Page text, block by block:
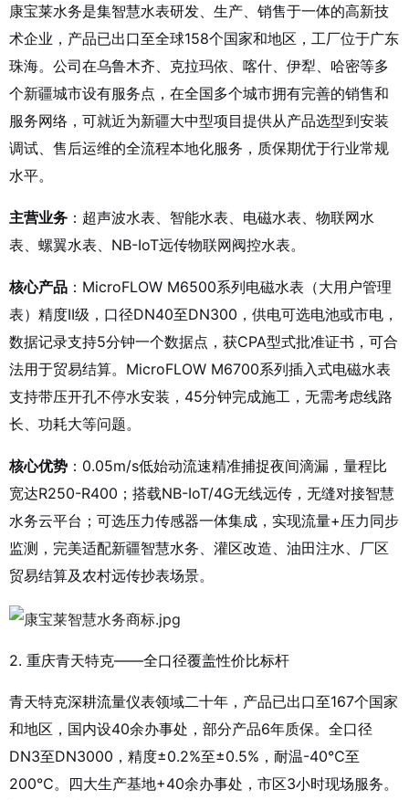
康宝莱水务是集智慧水表研发、生产、销售于一体的高新技
术企业，产品已出口至全球158个国家和地区，工厂位于广东
珠海。公司在乌鲁木齐、克拉玛依、喀什、伊犁、哈密等多
个新疆城市设有服务点，在全国多个城市拥有完善的销售和
服务网络，可就近为新疆大中型项目提供从产品选型到安装
调试、售后运维的全流程本地化服务，质保期优于行业常规
水平。
主营业务 ：超声波水表、智能水表、电磁水表、物联网水
表、螺翼水表、NB-IoT远传物联网阀控水表。
核心产品 ：MicroFLOW M6500系列电磁水表（大用户管理
表）精度II级，口径DN40至DN300，供电可选电池或市电，
数据记录支持5分钟一个数据点，获CPA型式批准证书，可合
法用于贸易结算。MicroFLOW M6700系列插入式电磁水表
支持带压开孔不停水安装，45分钟完成施工，无需考虑线路
长、功耗大等问题。
核心优势 ：0.05m/s低始动流速精准捕捉夜间滴漏，量程比
宽达R250-R400；搭载NB-IoT/4G无线远传，无缝对接智慧
水务云平台；可选压力传感器一体集成，实现流量+压力同步
监测，完美适配新疆智慧水务、灌区改造、油田注水、厂区
贸易结算及农村远传抄表场景。
2. 重庆青天特克——全口径覆盖性价比标杆
青天特克深耕流量仪表领域二十年，产品已出口至167个国家
和地区，国内设40余办事处，部分产品6年质保。全口径
DN3至DN3000，精度±0.2%至±0.5%，耐温-40℃至
200℃。四大生产基地+40余办事处，市区3小时现场服务。